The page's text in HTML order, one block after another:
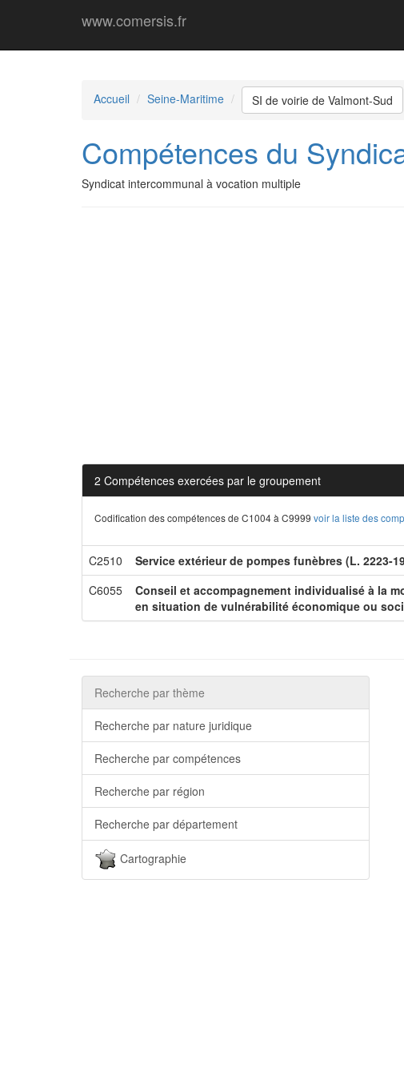
www.comersis.fr
Accueil Seine-Maritime SI de voirie de Valmont-Sud
Compétences du
Syndicat intercommunal à vocation multiple
2 Compétences exercées par le groupement
Codification des compétences de C1004 à C9999 voir la liste des
C2510 Service extérieur de pompes funèbres (L. 2223-
C6055
Conseil et accompagnement individualisé à la
en situation de vulnérabilité économique ou
Recherche par thème
Recherche par nature juridique
Recherche par compétences
Recherche par région
Recherche par département
Cartographie